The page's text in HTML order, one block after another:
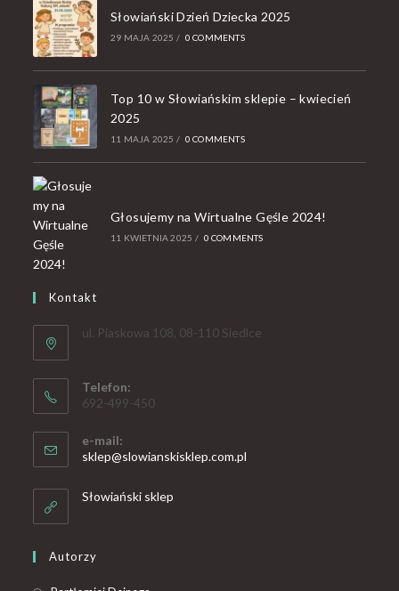
Słowiański Dzień Dziecka 2025
29 MAJA 2025 / 0 COMMENTS
Top 10 w Słowiańskim sklepie – kwiecień
2025
11 MAJA 2025 / 0 COMMENTS
Głosujemy na Wirtualne Gęśle 2024!
11 KWIETNIA 2025 / 0 COMMENTS
Kontakt
ul. Piaskowa 108, 08-110 Siedlce
Telefon:
692-499-450
e-mail:
sklep@slowianskisklep.com.pl
Słowiański sklep
Autorzy